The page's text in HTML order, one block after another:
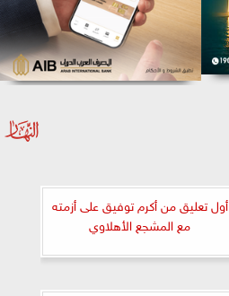
أول تعليق من أكرم توفيق على أزمته
مع المشجع الأهلاوي